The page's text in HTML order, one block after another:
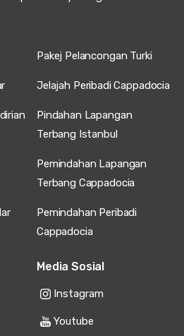
Pakej Pelancongan Turki
Jelajah Peribadi Cappadocia
Pindahan Lapangan
Terbang Istanbul
Pemindahan Lapangan
Terbang Cappadocia
Pemindahan Peribadi
Cappadocia
Media Sosial
Instagram
Youtube